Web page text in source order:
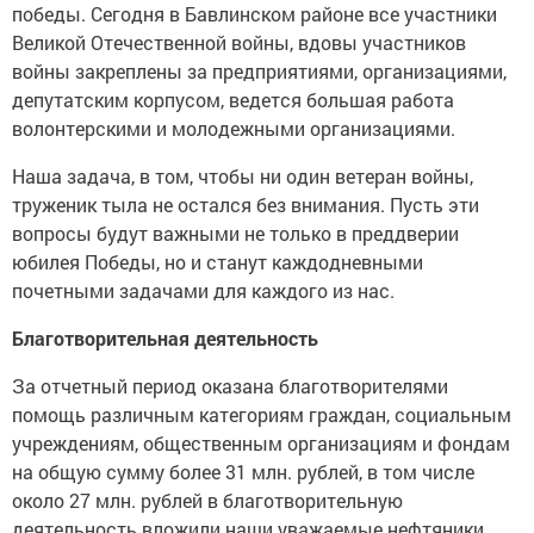
победы. Сегодня в Бавлинском районе все участники
Великой Отечественной войны, вдовы участников
войны закреплены за предприятиями, организациями,
депутатским корпусом, ведется большая работа
волонтерскими и молодежными организациями.
Наша задача, в том, чтобы ни один ветеран войны,
труженик тыла не остался без внимания. Пусть эти
вопросы будут важными не только в преддверии
юбилея Победы, но и станут каждодневными
почетными задачами для каждого из нас.
Благотворительная деятельность
За отчетный период оказана благотворителями
помощь различным категориям граждан, социальным
учреждениям, общественным организациям и фондам
на общую сумму более 31 млн. рублей, в том числе
около 27 млн. рублей в благотворительную